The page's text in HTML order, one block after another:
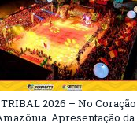
2026 – No Coração
Apresentação da